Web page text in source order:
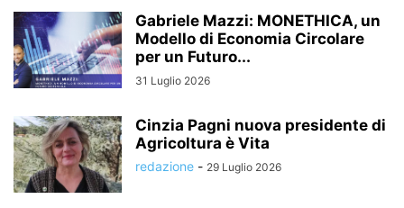
Gabriele Mazzi: MONETHICA, un
Modello di Economia Circolare
per un Futuro...
31 Luglio 2026
Cinzia Pagni nuova presidente di
Agricoltura è Vita
redazione - 29 Luglio 2026